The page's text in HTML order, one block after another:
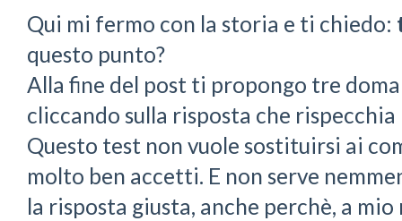
Qui mi fermo con la storia e ti chiedo:
questo punto?
Alla fine del post ti propongo tre
cliccando sulla risposta che
Questo test non vuole sostituirsi ai
molto ben accetti. E non serve
la risposta giusta, anche perchè, a